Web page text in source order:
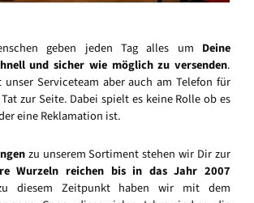
geben jeden Tag alles um Deine
und sicher wie möglich zu versenden.
Serviceteam aber auch am Telefon für
zur Seite. Dabei spielt es keine Rolle ob es
eine Reklamation ist.
zu unserem Sortiment stehen wir Dir zur
Wurzeln reichen bis in das Jahr 2007
diesem Zeitpunkt haben wir mit dem